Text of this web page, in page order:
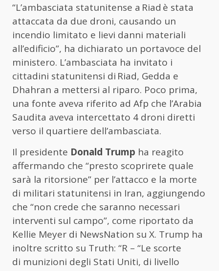
“L’ambasciata statunitense a Riad è stata
attaccata da due droni, causando un
incendio limitato e lievi danni materiali
all’edificio”, ha dichiarato un portavoce del
ministero. L’ambasciata ha invitato i
cittadini statunitensi di Riad, Gedda e
Dhahran a mettersi al riparo. Poco prima,
una fonte aveva riferito ad Afp che l’Arabia
Saudita aveva intercettato 4 droni diretti
verso il quartiere dell’ambasciata.
Il presidente Donald Trump ha reagito
affermando che “presto scoprirete quale
sarà la ritorsione” per l’attacco e la morte
di militari statunitensi in Iran, aggiungendo
che “non crede che saranno necessari
interventi sul campo”, come riportato da
Kellie Meyer di NewsNation su X. Trump ha
inoltre scritto su Truth: “R – “Le scorte
di munizioni degli Stati Uniti, di livello